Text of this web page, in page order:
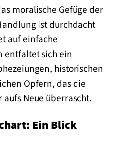
moralische Gefüge der
ist durchdacht
auf einfache
entfaltet sich ein
historischen
Opfern, das die
Neue überrascht.
Ein Blick